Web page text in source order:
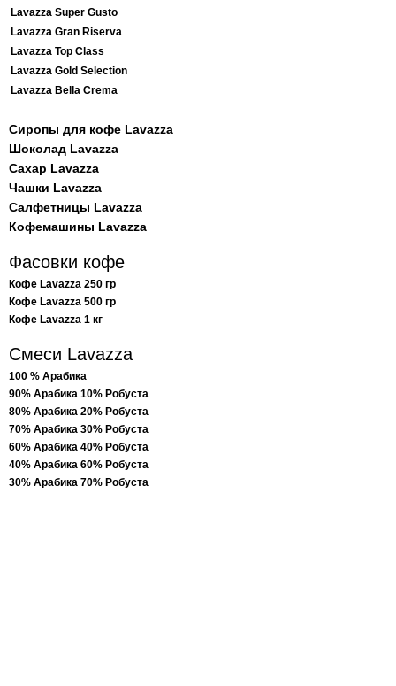
Lavazza Super Gusto
Lavazza Gran Riserva
Lavazza Top Class
Lavazza Gold Selection
Lavazza Bella Crema
Сиропы для кофе Lavazza
Шоколад Lavazza
Сахар Lavazza
Чашки Lavazza
Салфетницы Lavazza
Кофемашины Lavazza
Фасовки кофе
Кофе Lavazza 250 гр
Кофе Lavazza 500 гр
Кофе Lavazza 1 кг
Смеси Lavazza
100 % Арабика
90% Арабика 10% Робуста
80% Арабика 20% Робуста
70% Арабика 30% Робуста
60% Арабика 40% Робуста
40% Арабика 60% Робуста
30% Арабика 70% Робуста